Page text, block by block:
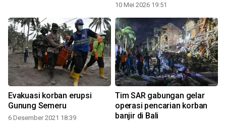
10 Mei 2026 19:51
Evakuasi korban erupsi
Gunung Semeru
6 Desember 2021 18:39
Tim SAR gabungan gelar
operasi pencarian korban
banjir di Bali